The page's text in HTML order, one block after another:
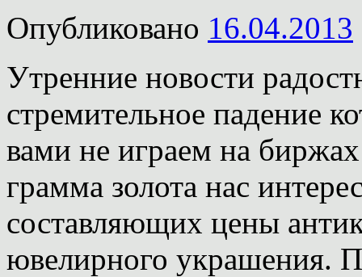
Опубликовано 16.04.2013
Утренние новости
стремительное падение
вами не играем на
грамма золота нас
составляющих цены
ювелирного